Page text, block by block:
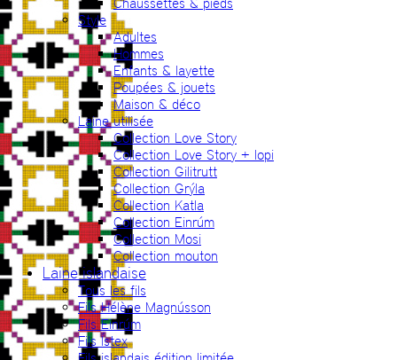
Style
Adultes
Hommes
Enfants & layette
Poupées & jouets
Maison & déco
Laine utilisée
Collection Love Story
Collection Love Story + lopi
Collection Gilitrutt
Collection Grýla
Collection Katla
Collection Einrúm
Collection Mosi
Collection mouton
Laine islandaise
Tous les fils
Fils Hélène Magnússon
Fils Einrúm
Fils Ístex